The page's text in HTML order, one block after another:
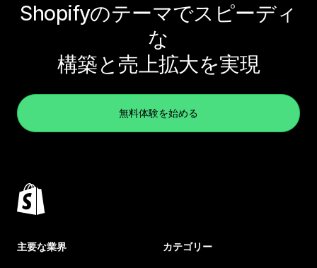
Shopifyのテーマでスピーディ
な
構築と売上拡大を実現
無料体験を始める
主要な業界 カテゴリー